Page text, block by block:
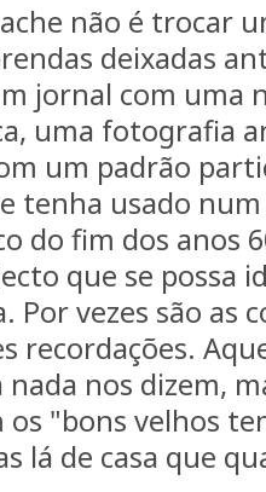
não é trocar
deixadas
jornal com uma
uma fotografia
um padrão
tenha usado
do fim dos anos
que se possa
Por vezes são as
recordações.
nos dizem,
"bons velhos
lá de casa que